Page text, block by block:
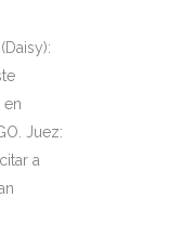
en
Juez:
a